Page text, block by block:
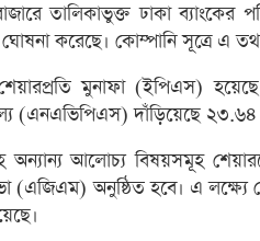
তালিকাভুক্ত ঢাকা ব্যাংকের
করেছে। কোম্পানি সূত্রে এ
মুনাফা (ইপিএস)
(এনএভিপিএস) দাঁড়িয়েছে ২৩.৬৪
অন্যান্য আলোচ্য বিষয়সমূহ
(এজিএম) অনুষ্ঠিত হবে। এ লক্ষ্যে